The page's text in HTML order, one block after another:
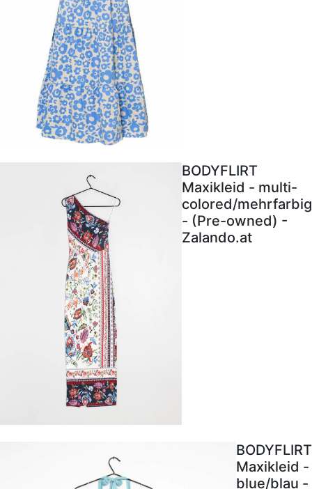
BODYFLIRT
Maxikleid - multi-
colored/mehrfarbig
- (Pre-owned) -
Zalando.at
BODYFLIRT
Maxikleid -
blue/blau -